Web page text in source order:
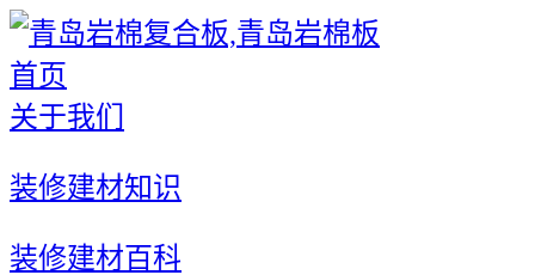
首页
关于我们
装修建材知识
装修建材百科